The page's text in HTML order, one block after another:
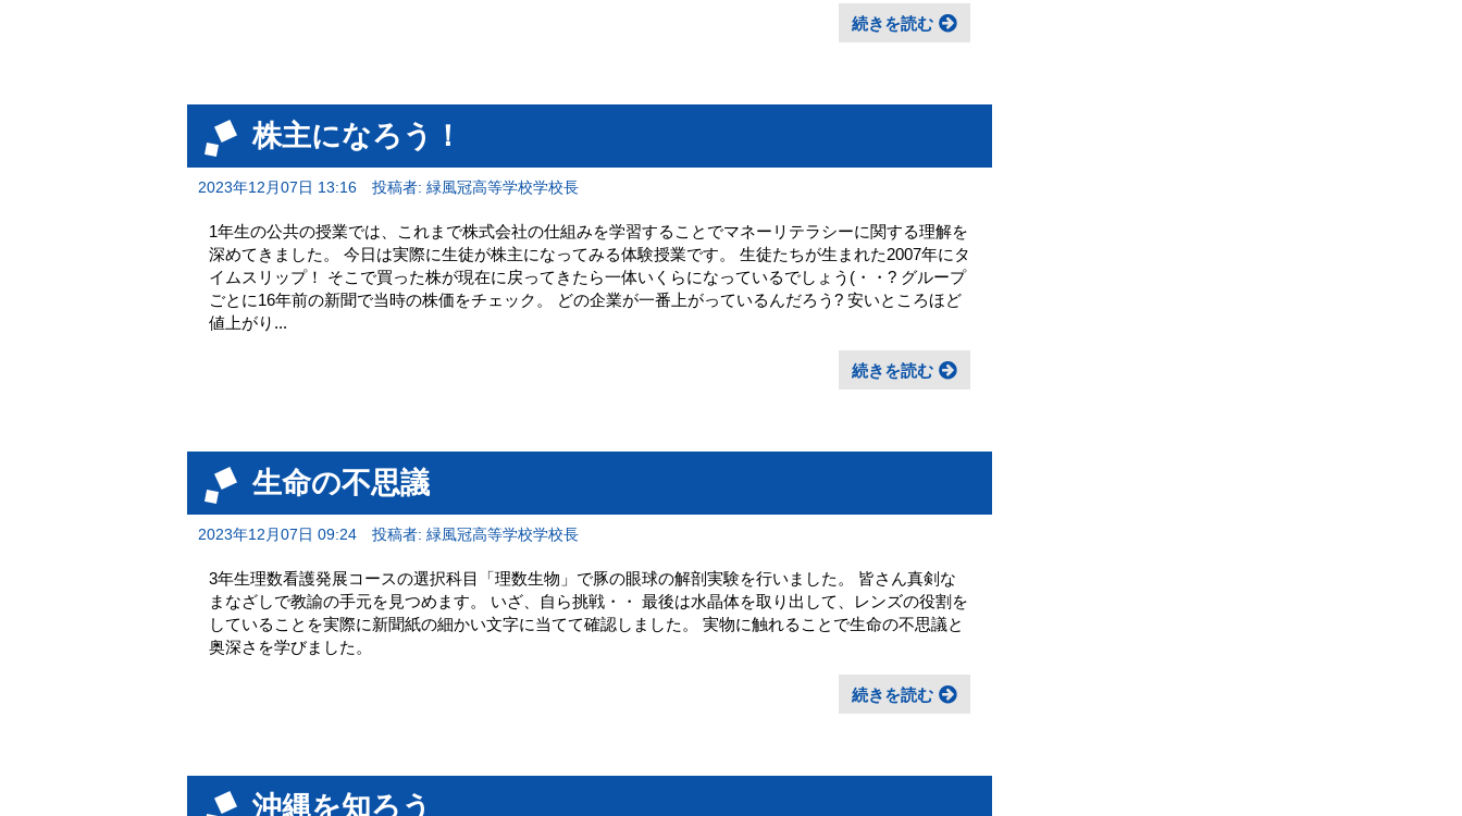
続きを読む
株主になろう！
2023年12月07日 13:16 投稿者: 緑風冠高等学校学校長
1年生の公共の授業では、これまで株式会社の仕組みを学習することでマネーリテラシーに関する理解を
深めてきました。 今日は実際に生徒が株主になってみる体験授業です。 生徒たちが生まれた2007年にタ
イムスリップ！ そこで買った株が現在に戻ってきたら一体いくらになっているでしょう(・・? グループ
ごとに16年前の新聞で当時の株価をチェック。 どの企業が一番上がっているんだろう? 安いところほど
値上がり...
続きを読む
生命の不思議
2023年12月07日 09:24 投稿者: 緑風冠高等学校学校長
3年生理数看護発展コースの選択科目「理数生物」で豚の眼球の解剖実験を行いました。 皆さん真剣な
まなざしで教諭の手元を見つめます。 いざ、自ら挑戦・・ 最後は水晶体を取り出して、レンズの役割を
していることを実際に新聞紙の細かい文字に当てて確認しました。 実物に触れることで生命の不思議と
奥深さを学びました。
続きを読む
沖縄を知ろう